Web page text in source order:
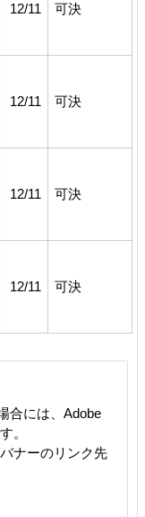
12/11 可決
12/11 可決
12/11 可決
12/11 可決
合には、Adobe
。
ナーのリンク先